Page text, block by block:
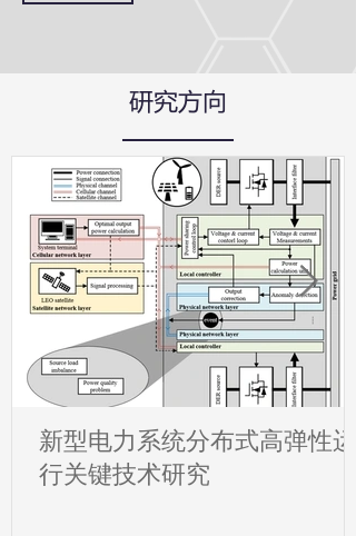
研究方向
新型电力系统分布式高弹性运
行关键技术研究